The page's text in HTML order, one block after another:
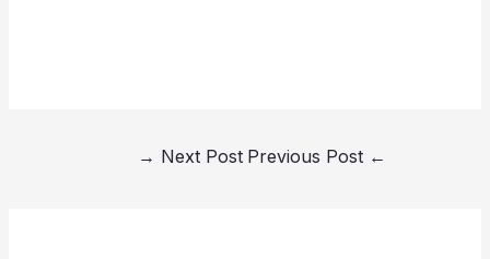
←
Next Post
→